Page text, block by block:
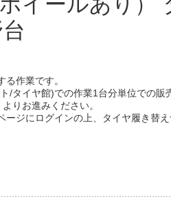
作業です。
/タイヤ館)での作業1台分単位での販
りお進みください。
ージにログインの上、タイヤ履き替